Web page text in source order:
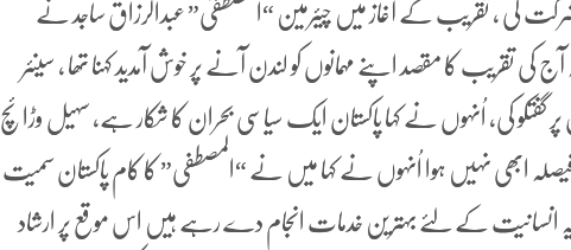
کی ، تقریب کے آغاز میں چیئرمین “المصطفیٰ” عبدالرزاق ساجد نے
کی تقریب کا مقصد اپنے مہمانوں کو لندن آنے پر خوش آمدید کہنا تھا ، سینئر
گفتکو کی، اُنہوں نے کہا پاکستان ایک سیاسی بحران کا شکار ہے، سہیل وڑائچ
فیصلہ ابھی نہیں ہوا اُنہوں نے کہا میں نے “المصطفی” کا کام پاکستان سمیت
انسانیت کے لئے بہترین خدمات انجام دے رہے ہیں اس موقع پر ارشاد